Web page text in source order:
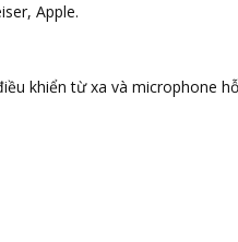
Apple.
khiển từ xa và microphone